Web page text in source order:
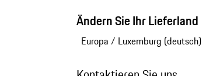
Ändern Sie Ihr Lieferland
Europa / Luxemburg (deutsch)